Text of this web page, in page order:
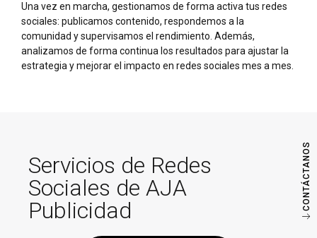
CONTÁCTANOS
Una vez en marcha, gestionamos de forma activa tus redes
sociales: publicamos contenido, respondemos a la
comunidad y supervisamos el rendimiento. Además,
analizamos de forma continua los resultados para ajustar la
estrategia y mejorar el impacto en redes sociales mes a mes.
Servicios de Redes
Sociales de AJA
Publicidad